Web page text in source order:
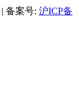
| 备案号: 沪ICP备